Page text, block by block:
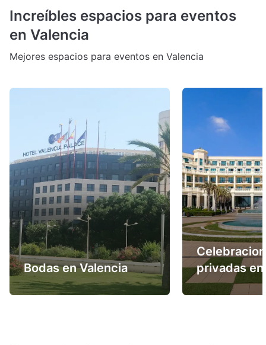
Increíbles espacios para eventos
en Valencia
Mejores espacios para eventos en Valencia
Bodas en Valencia
privadas en